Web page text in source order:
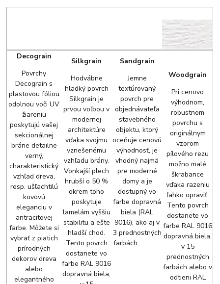
Decograin
Povrchy
Decograin s
plastovou fóliou
odolnou voči UV
žiareniu
poskytujú vašej
sekcionálnej
bráne detailne
verný,
charakteristický
vzhľad dreva,
resp. ušľachtilú
kovovú
eleganciu v
antracitovej
farbe. Môžete si
vybrať z piatich
prírodných
dekorov dreva
alebo
elegantného
Silkgrain
Hodvábne
hladký povrch
Silkgrain je
prvou voľbou v
modernej
architektúre
vďaka svojmu
vznešenému
vzhľadu brány.
Vonkajší plech
hrubší o 50 %
okrem toho
poskytuje
lamelám vyššiu
stabilitu a ešte
hladší chod.
Tento povrch
dostanete vo
farbe RAL 9016
dopravná biela,
Sandgrain
Jemne
textúrovaný
povrch pre
objednávateľa
stavebného
objektu, ktorý
oceňuje cenovú
výhodnosť, je
vhodný najmä
pre moderné
domy a je
dostupný vo
farbe dopravná
biela (RAL
9016), ako aj v
3 prednostných
farbách.
Woodgrain
Pri cenovo
výhodnom,
robustnom
povrchu s
originálnym
vzorom
pílového rezu
možno malé
škrabance
vďaka razeniu
ľahko opraviť.
Tento povrch
dostanete vo
farbe RAL 9016
dopravná biela,
v 15
prednostných
farbách alebo v
odtieni RAL